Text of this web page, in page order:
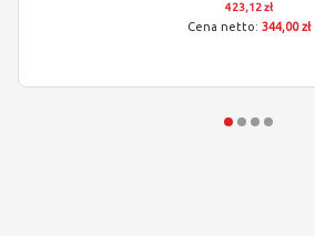
423,12 zł
344,00 zł